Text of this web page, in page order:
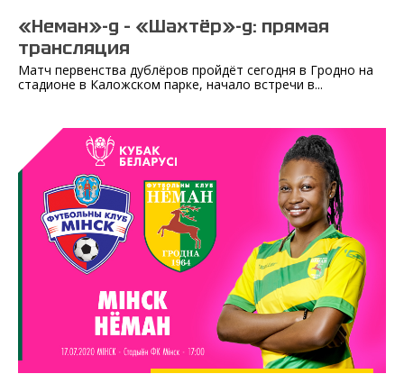
«Неман»-д – «Шахтёр»-д: прямая
трансляция
Матч первенства дублёров пройдёт сегодня в Гродно на
стадионе в Каложском парке, начало встречи в...